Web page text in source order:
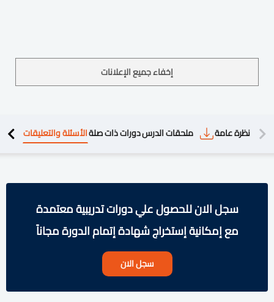
إخفاء جميع الإعلانات
نظرة عامة ملحقات الدرسدورات ذات صلةالأسئلة والتعليقات
سجل الان للحصول علي دورات تدريبية معتمدة
مع إمكانية إستخراج شهادة إتمام الدورة مجاناً
سجل الان